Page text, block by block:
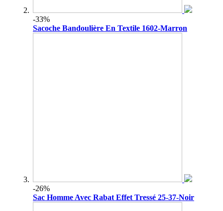
-33%
Sacoche Bandoulière En Textile 1602-Marron
-26%
Sac Homme Avec Rabat Effet Tressé 25-37-Noir